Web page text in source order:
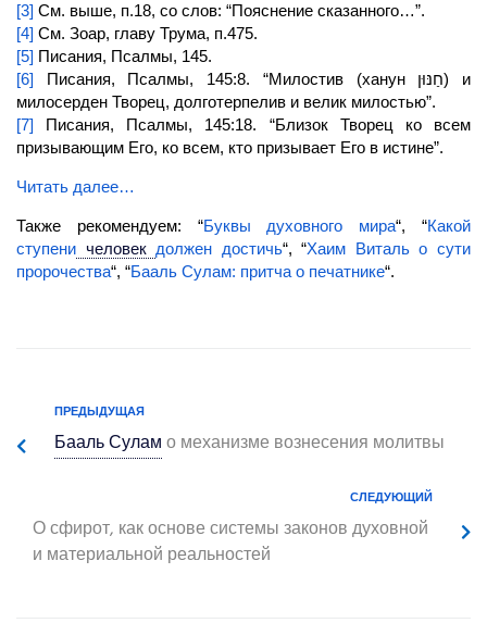
[3] См. выше, п.18, со слов: “Пояснение сказанного…”.
[4] См. Зоар, главу Трума, п.475.
[5] Писания, Псалмы, 145.
[6] Писания, Псалмы, 145:8. “Милостив (ханун חַנּוּן) и
милосерден Творец, долготерпелив и велик милостью”.
[7] Писания, Псалмы, 145:18. “БлизокТворец ко всем
призывающим Его, ко всем, кто призывает Его в истине”.
Читать далее…
Также рекомендуем: “Буквы духовного мира“, “Какой
ступени человек должен достичь“, “Хаим Виталь о сути
пророчества“, “Бааль Сулам: притча о печатнике“.
ПРЕДЫДУЩАЯ
Бааль Суламо механизме вознесения молитвы
СЛЕДУЮЩИЙ
О сфирот, как основе системы законов духовной
и материальной реальностей